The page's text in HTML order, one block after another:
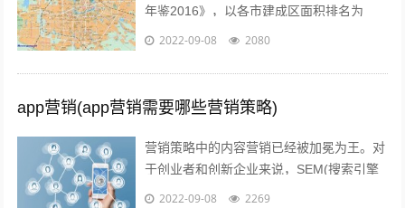
年鉴2016》，以各市建成区面积排名为
准。图片源于视觉中国、zol，感谢视觉中
2022-09-08 2080
app营销(app营销需要哪些营销策略)
营销策略中的内容营销已经被加冕为王。对
于创业者和创新企业来说，SEM(搜索引擎
营销)、粉丝经济、公关等等手段尚不可形
2022-09-08 2269